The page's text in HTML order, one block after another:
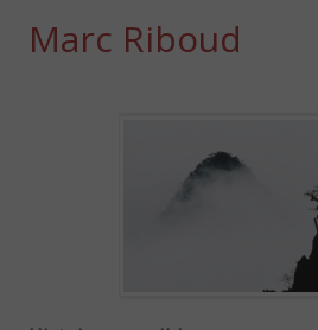
Marc Riboud